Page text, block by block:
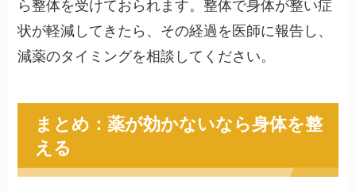
ら整体を受けておられます。整体で身体が整い症
状が軽減してきたら、その経過を医師に報告し、
減薬のタイミングを相談してください。
まとめ：薬が効かないなら身体を整
える